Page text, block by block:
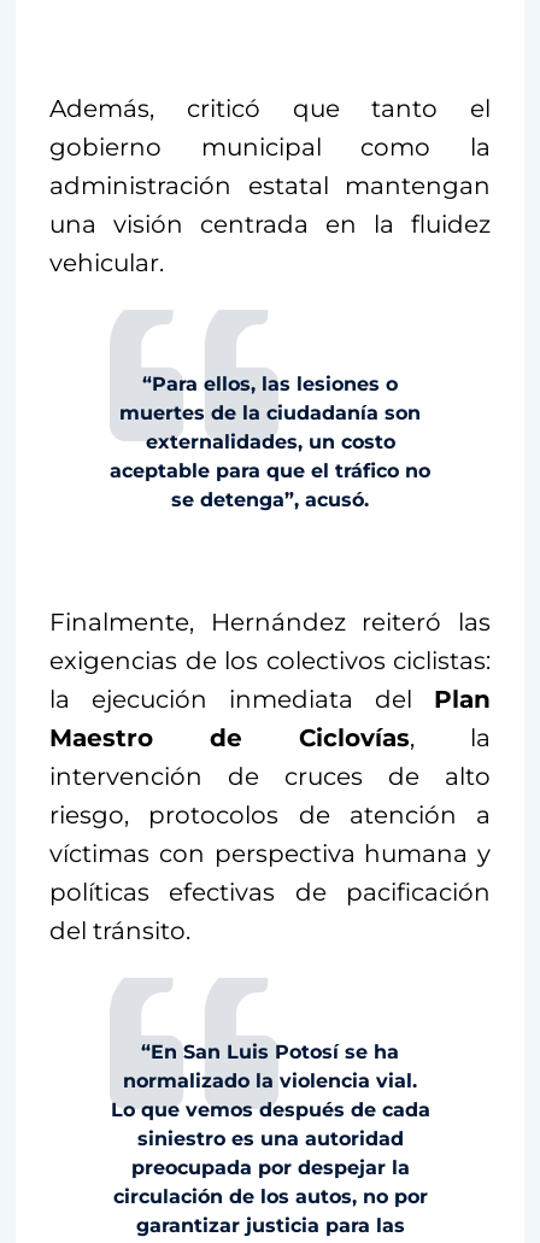
Además, criticó que tanto el
gobierno municipal como la
administración estatal mantengan
una visión centrada en la fluidez
vehicular.
“Para ellos, las lesiones o
muertes de la ciudadanía son
externalidades, un costo
aceptable para que el tráfico no
se detenga”, acusó.
Finalmente, Hernández reiteró las
exigencias de los colectivos ciclistas:
la ejecución inmediata del Plan
Maestro de Ciclovías, la
intervención de cruces de alto
riesgo, protocolos de atención a
víctimas con perspectiva humana y
políticas efectivas de pacificación
del tránsito.
“En San Luis Potosí se ha
normalizado la violencia vial.
Lo que vemos después de cada
siniestro es una autoridad
preocupada por despejar la
circulación de los autos, no por
garantizar justicia para las